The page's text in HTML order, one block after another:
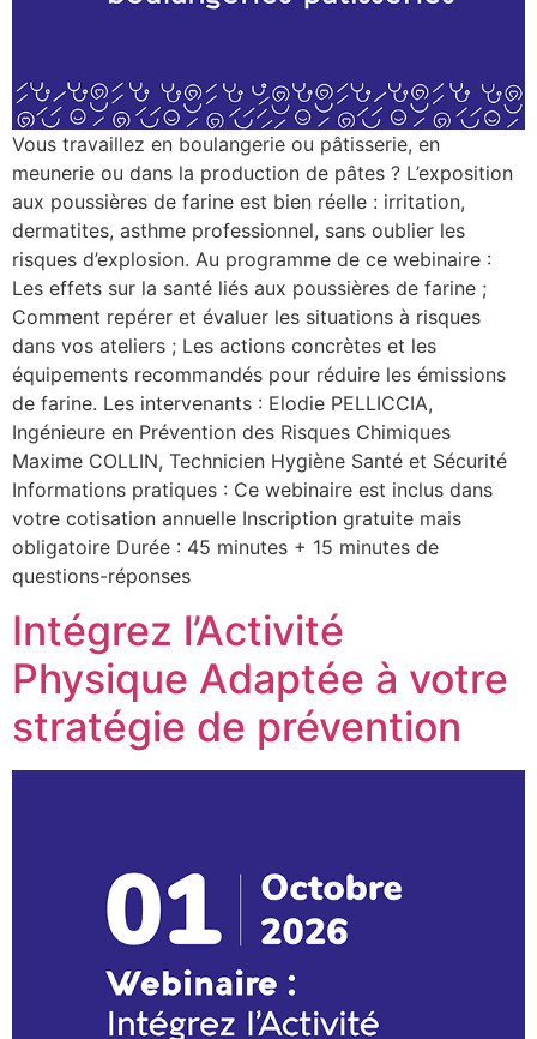
Vous travaillez en boulangerie ou pâtisserie, en
meunerie ou dans la production de pâtes ? L’exposition
aux poussières de farine est bien réelle : irritation,
dermatites, asthme professionnel, sans oublier les
risques d’explosion. Au programme de ce webinaire :
Les effets sur la santé liés aux poussières de farine ;
Comment repérer et évaluer les situations à risques
dans vos ateliers ; Les actions concrètes et les
équipements recommandés pour réduire les émissions
de farine. Les intervenants : Elodie PELLICCIA,
Ingénieure en Prévention des Risques Chimiques
Maxime COLLIN, Technicien Hygiène Santé et Sécurité
Informations pratiques : Ce webinaire est inclus dans
votre cotisation annuelle Inscription gratuite mais
obligatoire Durée : 45 minutes + 15 minutes de
questions-réponses
Intégrez l’Activité
Physique Adaptée à votre
stratégie de prévention